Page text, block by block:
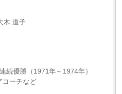
木 道子
続優勝（1971年～1974年）
コーチなど